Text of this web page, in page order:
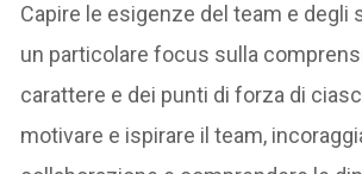
Capire le esigenze del team e degli
un particolare focus sulla
carattere e dei punti di forza di
motivare e ispirare il team,